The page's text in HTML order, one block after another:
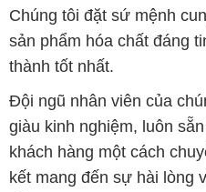
Chúng tôi đặt sứ mệnh
sản phẩm hóa chất đáng
thành tốt nhất.
Đội ngũ nhân viên của
giàu kinh nghiệm, luôn
khách hàng một cách
kết mang đến sự hài lòng